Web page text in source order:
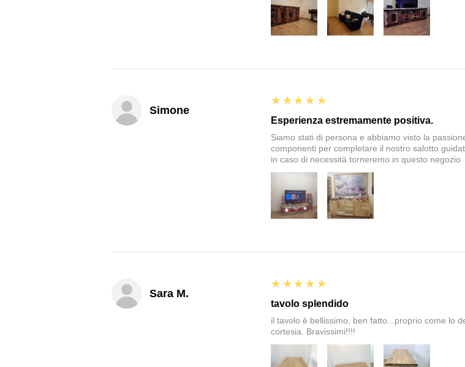
Simone
5
★★★★★
Esperienza estremamente positiva.
Siamo stati di persona e abbiamo visto la
componenti per completare il nostro salotto
in caso di necessità torneremo in questo negozio
Sara M.
5
★★★★★
tavolo splendido
il tavolo è bellissimo, ben fatto...proprio come lo
cortesia. Bravissimi!!!!